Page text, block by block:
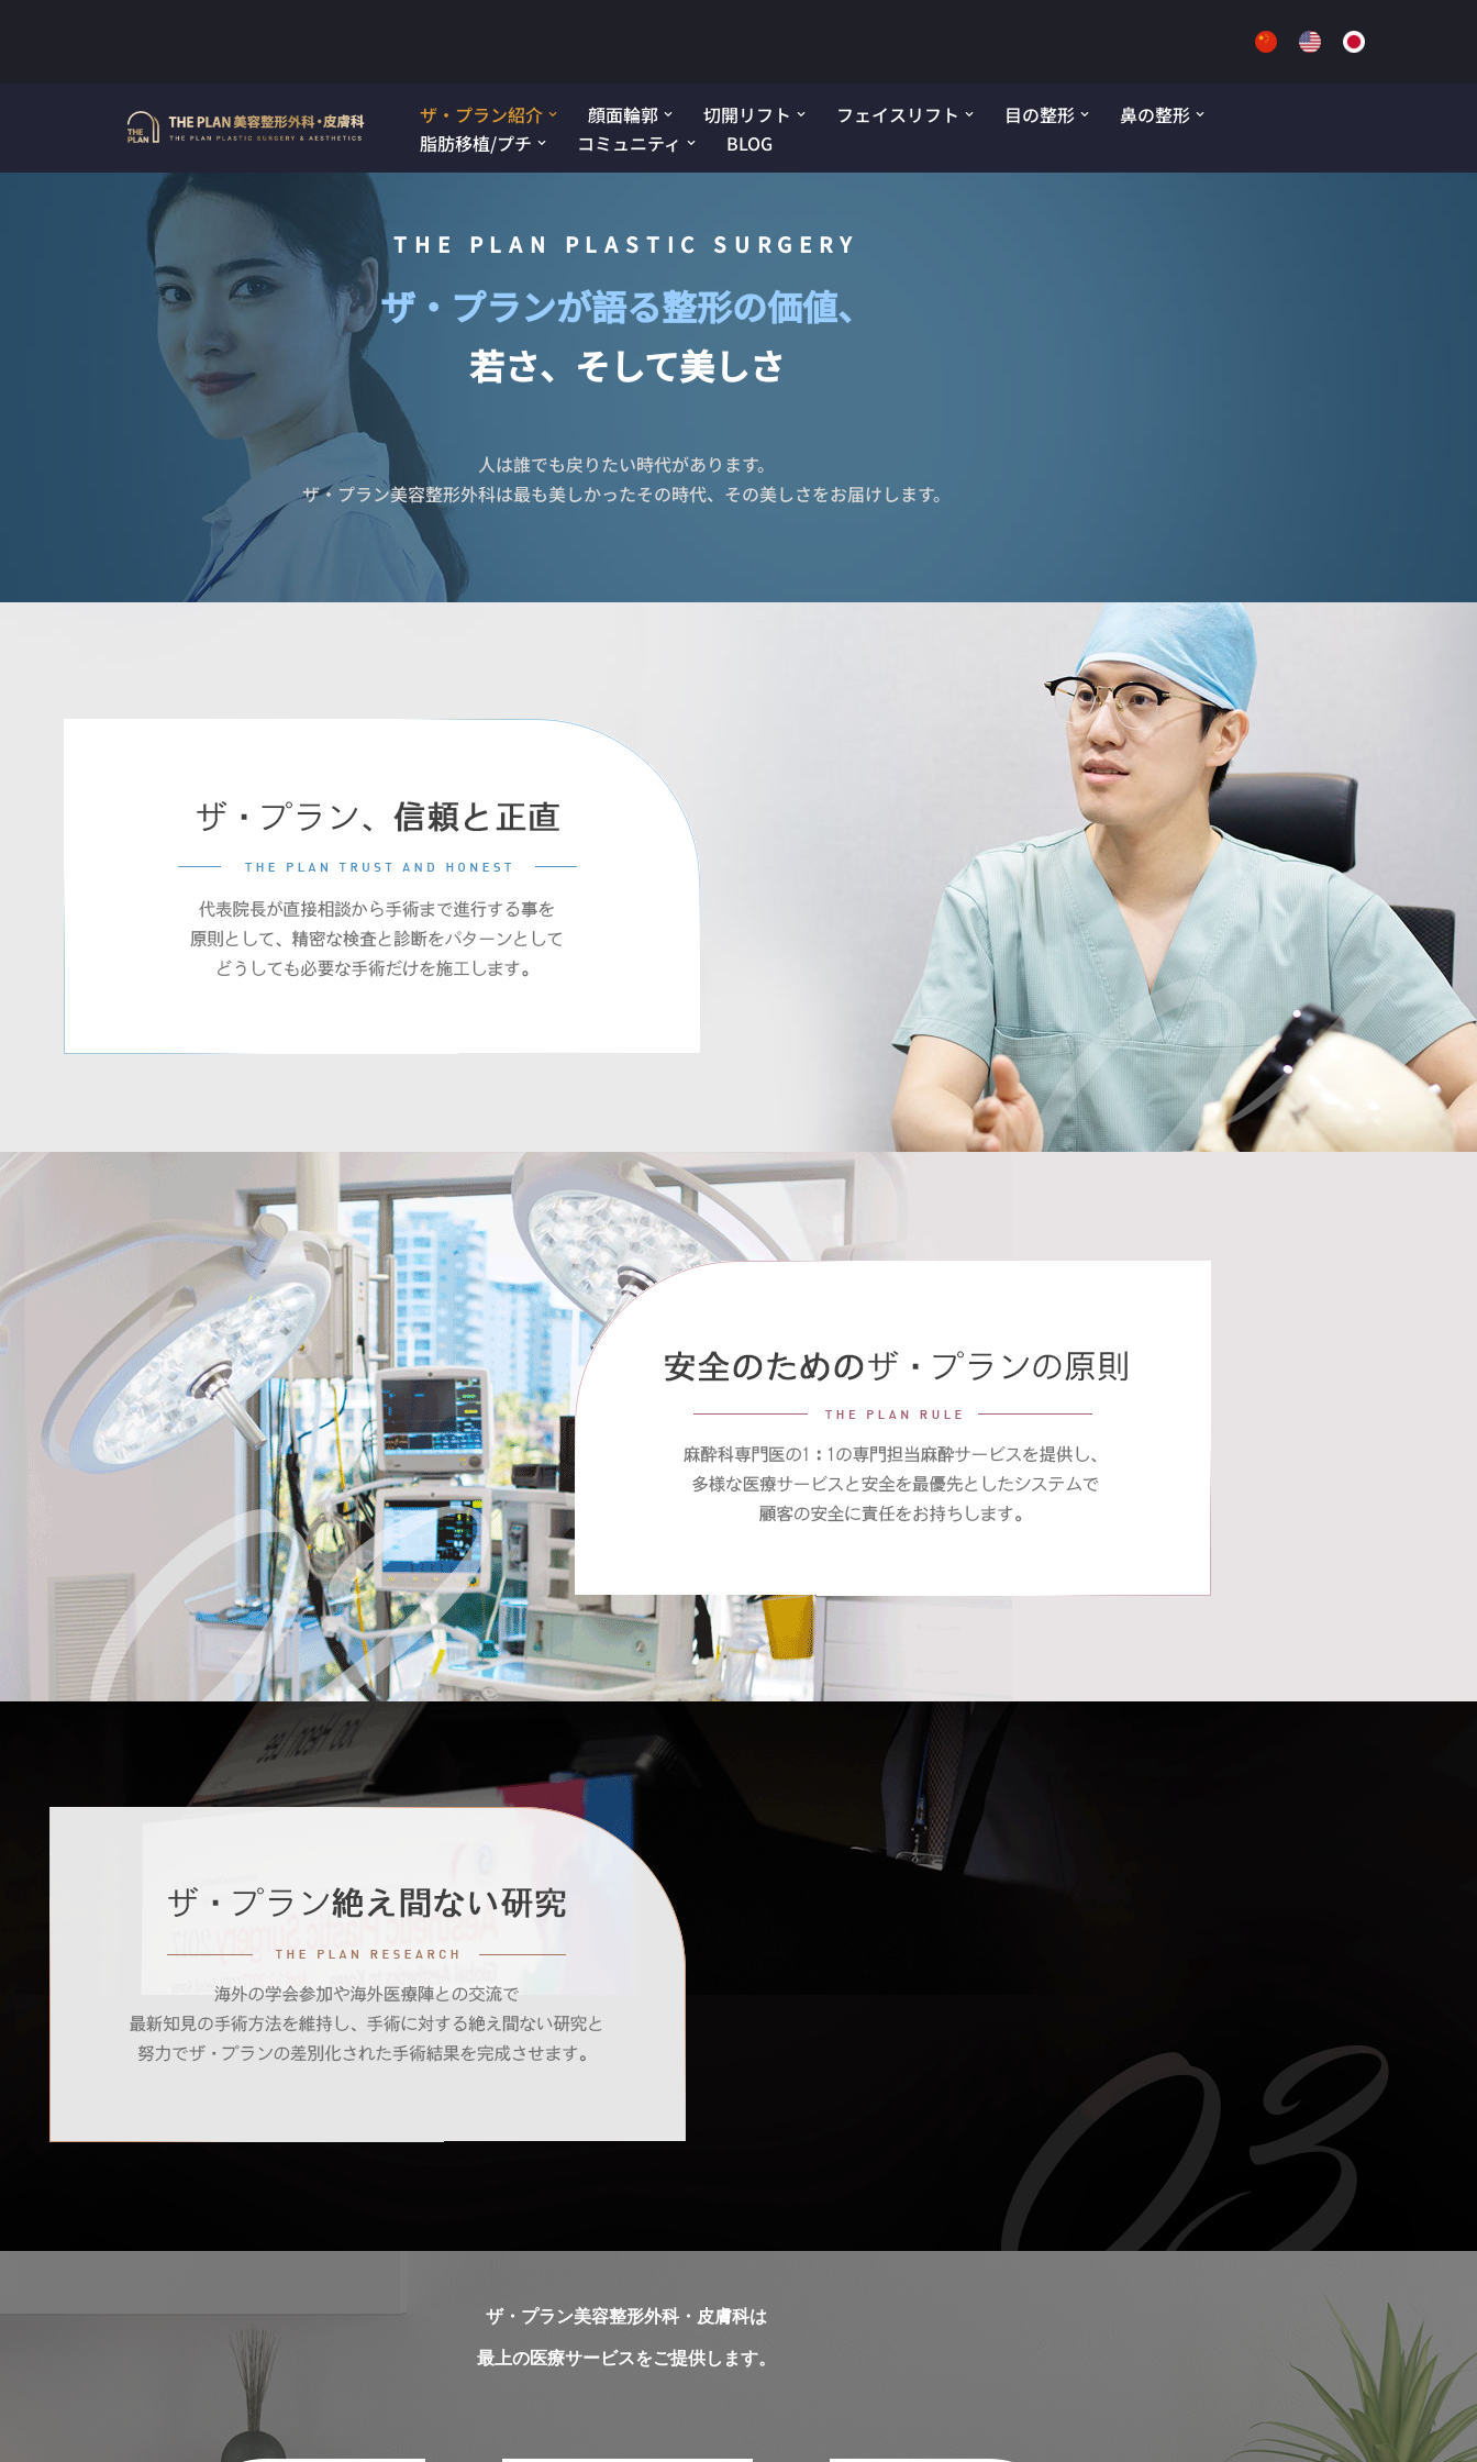
ザ・プラン紹介 顔面輪郭 切開リフト フェイスリフト 目の整形
鼻の整形
脂肪移植/プチ
コミュニティ BLOG
THE PLAN PLASTIC SURGERY
ザ・プランが語る整形の価値、
若さ、そして美しさ
人は誰でも戻りたい時代があります。
ザ・プラン美容整形外科は最も美しかったその時代、その美しさをお届けします。
ザ・プラン美容整形外科・皮膚科は
最上の医療サービスをご提供します。